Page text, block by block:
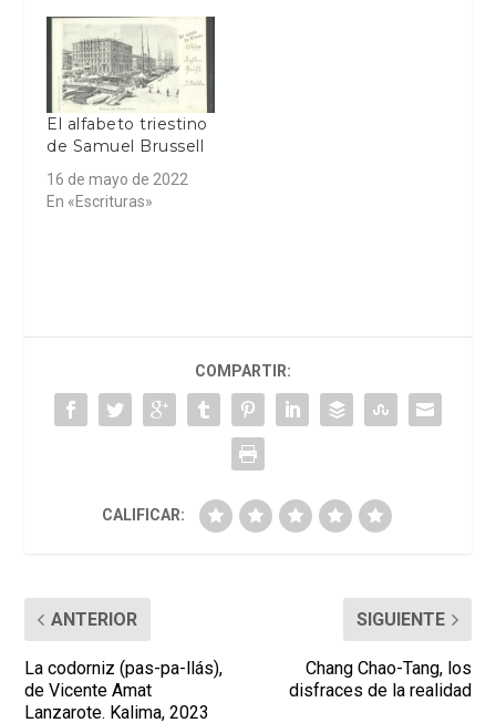
El alfabeto triestino
de Samuel Brussell
16 de mayo de 2022
En «Escrituras»
COMPARTIR:
CALIFICAR:
ANTERIOR
La codorniz (pas-pa-llás),
de Vicente Amat
Lanzarote. Kalima, 2023
SIGUIENTE
Chang Chao-Tang, los
disfraces de la realidad